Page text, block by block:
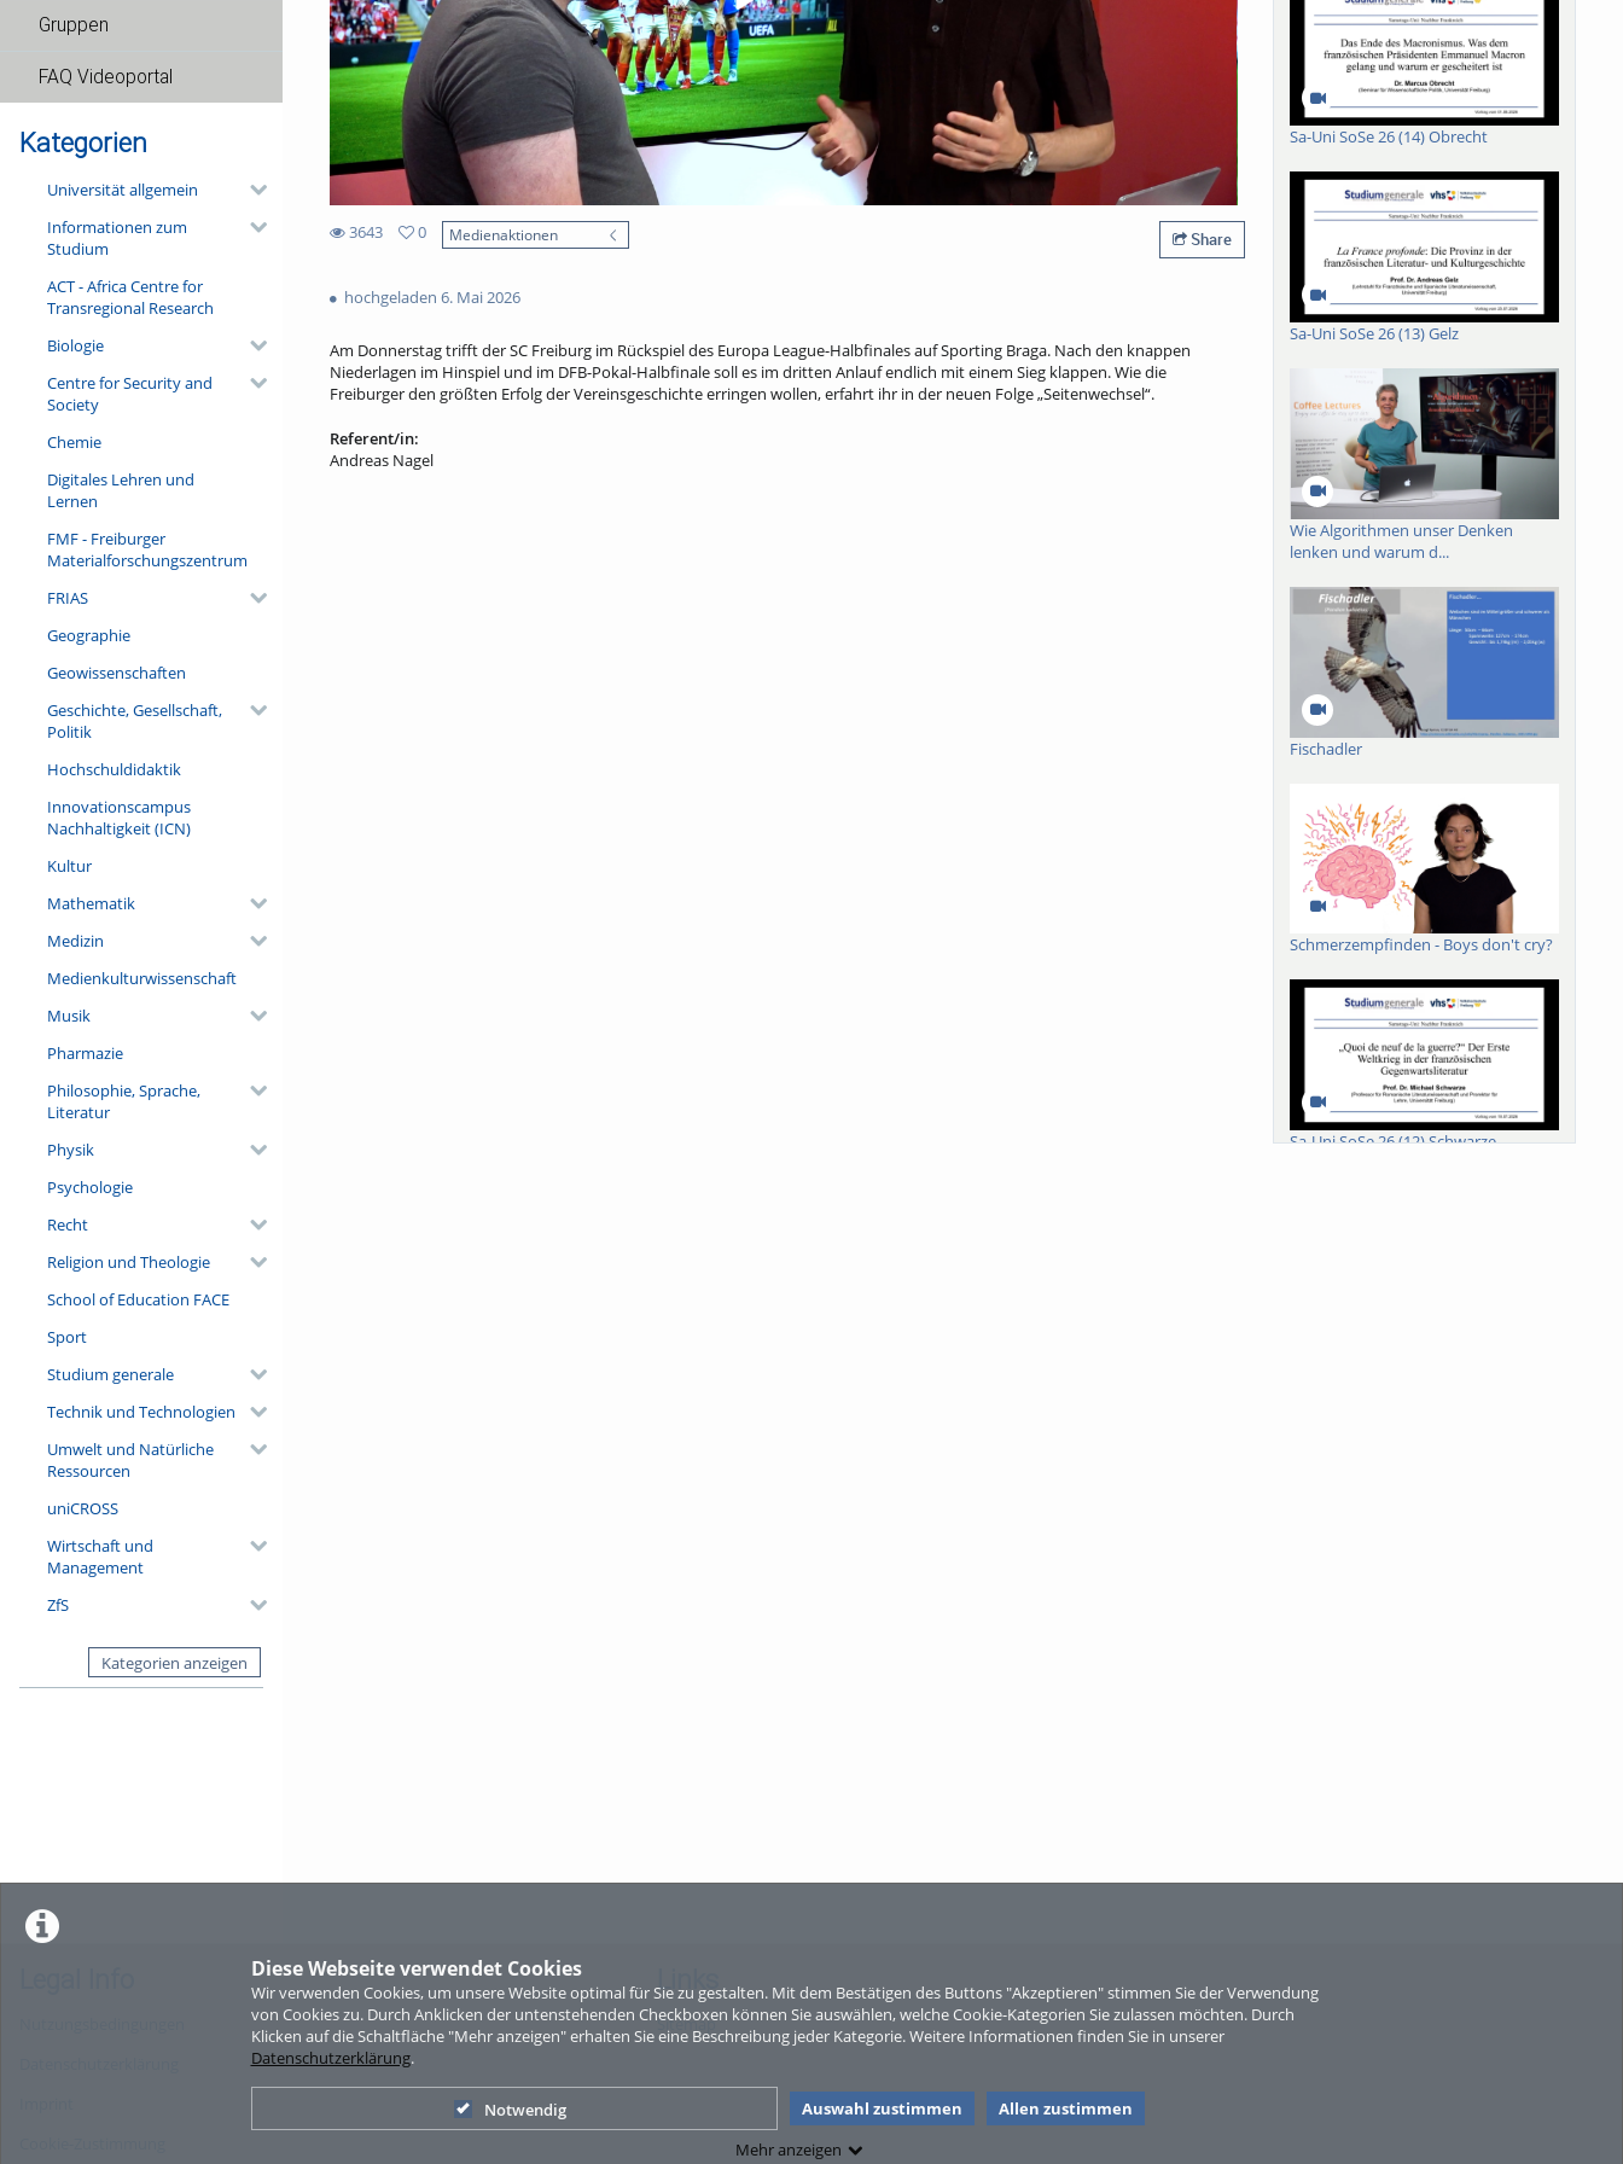
Diese Webseite verwendet Cookies
Wir verwenden Cookies, um unsere Website optimal für Sie zu gestalten. Mit dem Bestätigen des Buttons "Akzeptieren" stimmen Sie der Verwendung
von Cookies zu. Durch Anklicken der untenstehenden Checkboxen können Sie auswählen, welche Cookie-Kategorien Sie zulassen möchten. Durch
Klicken auf die Schaltfläche "Mehr anzeigen" erhalten Sie eine Beschreibung jeder Kategorie. Weitere Informationen finden Sie in unserer
Datenschutzerklärung.
Notwendig Auswahl zustimmen
Allen zustimmen
Mehr anzeigen
Gruppen
FAQ Videoportal
Kategorien
Universität allgemein
Informationen zum
Studium
ACT - Africa Centre for
Transregional Research
Biologie
Centre for Security and
Society
Chemie
Digitales Lehren und
Lernen
FMF - Freiburger
Materialforschungszentrum
FRIAS
Geographie
Geowissenschaften
Geschichte, Gesellschaft,
Politik
Hochschuldidaktik
Innovationscampus
Nachhaltigkeit (ICN)
Kultur
Mathematik
Medizin
Medienkulturwissenschaft
Musik
Pharmazie
Philosophie, Sprache,
Literatur
Physik
Psychologie
Recht
Religion und Theologie
School of Education FACE
Sport
Studium generale
Technik und Technologien
Umwelt und Natürliche
Ressourcen
uniCROSS
Wirtschaft und
Management
ZfS
Kategorien anzeigen
3643
views
0
Medienaktionen Share
hochgeladen 6. Mai 2026
Am Donnerstag trifft der SC Freiburg im Rückspiel des Europa League-Halbfinales auf Sporting Braga. Nach den knappen
Niederlagen im Hinspiel und im DFB-Pokal-Halbfinale soll es im dritten Anlauf endlich mit einem Sieg klappen. Wie die
Freiburger den größten Erfolg der Vereinsgeschichte erringen wollen, erfahrt ihr in der neuen Folge „Seitenwechsel“.
Referent/in:
Andreas Nagel
Sa-Uni SoSe 26 (14) Obrecht
Sa-Uni SoSe 26 (13) Gelz
Wie Algorithmen unser Denken
lenken und warum d...
Fischadler
Schmerzempfinden - Boys don't cry?
Sa-Uni SoSe 26 (12) Schwarze
Sperber
Links
Sitemap